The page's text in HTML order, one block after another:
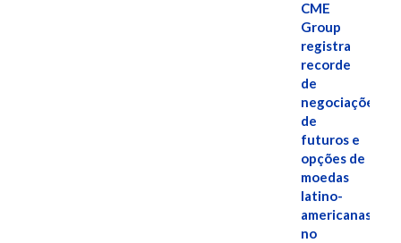
CME
Group
registra
recorde
de
negociações
de
futuros e
opções de
moedas
latino-
americanas
no